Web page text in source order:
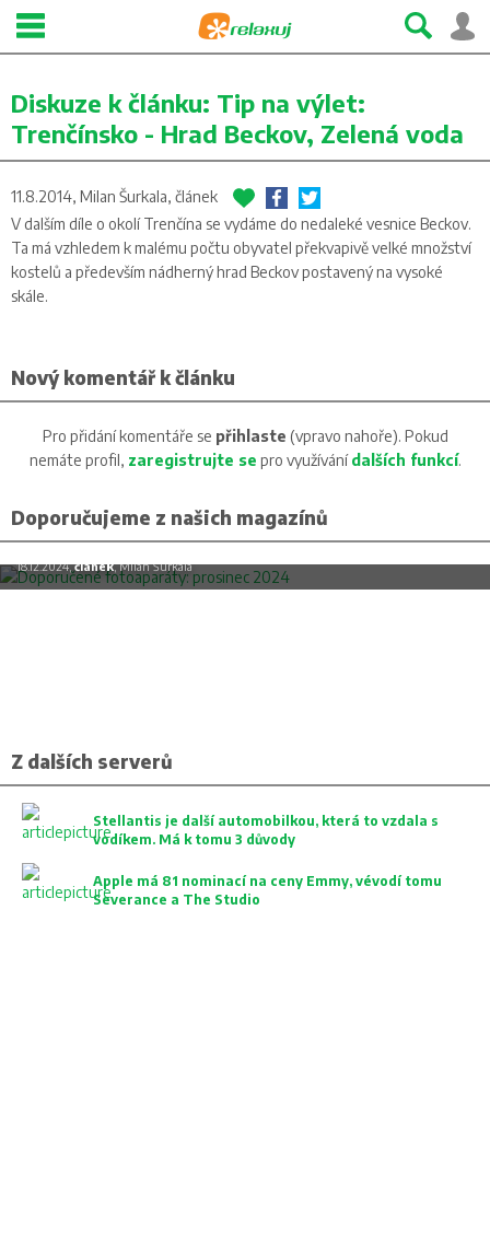
Diskuze k článku: Tip na výlet:
Trenčínsko - Hrad Beckov, Zelená voda
11.8.2014, Milan Šurkala, článek
V dalším díle o okolí Trenčína se vydáme do nedaleké vesnice Beckov.
Ta má vzhledem k malému počtu obyvatel překvapivě velké množství
kostelů a především nádherný hrad Beckov postavený na vysoké
skále.
Nový komentář k článku
Pro přidání komentáře se přihlaste (vpravo nahoře). Pokud
nemáte profil, zaregistrujte se pro využívánídalších funkcí.
Doporučujeme z našich magazínů
Doporučené fotoaparáty: prosinec 2024
18.12.2024,článek, Milan Šurkala
Z dalších serverů
Stellantis je další automobilkou, která to vzdala s
vodíkem. Má k tomu 3 důvody
Apple má 81 nominací na ceny Emmy, vévodí tomu
Severance a The Studio